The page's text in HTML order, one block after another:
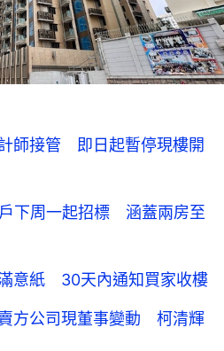
師接管 即日起暫停現樓開
下周一起招標 涵蓋兩房至
意紙 30天內通知買家收樓
方公司現董事變動 柯清輝